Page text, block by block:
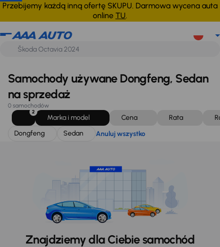
Przebijemy każdą inną ofertę SKUPU. Darmowa wycena auta
online TU.
Dongfeng Sedan Anuluj wszystko
Samochody używane Dongfeng, Sedan
na sprzedaż
0 samochodów
2
Marka i model Cena Rata
Dongfeng
Sedan Anuluj wszystko
Znajdziemy dla Ciebie samochód